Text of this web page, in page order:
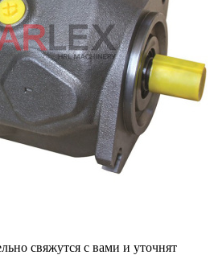
свяжутся с вами и уточнят